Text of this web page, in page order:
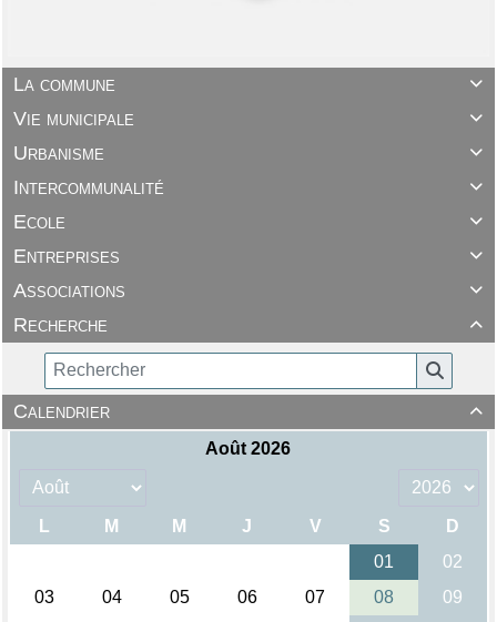

La commune

Vie municipale

Urbanisme

Intercommunalité

Ecole

Entreprises

Associations

Recherche

Calendrier